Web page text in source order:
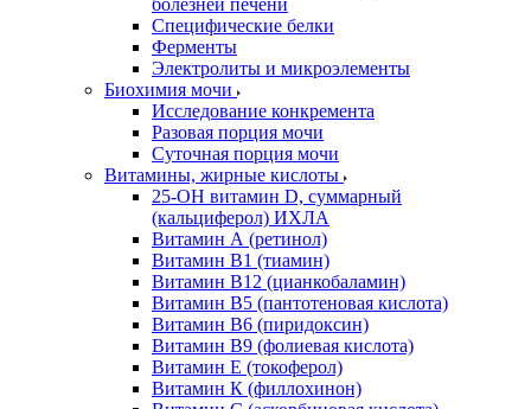
болезней печени
Специфические белки
Ферменты
Электролиты и микроэлементы
Биохимия мочи
Исследование конкремента
Разовая порция мочи
Суточная порция мочи
Витамины, жирные кислоты
25-OH витамин D, суммарный
(кальциферол) ИХЛА
Витамин А (ретинол)
Витамин В1 (тиамин)
Витамин В12 (цианкобаламин)
Витамин В5 (пантотеновая кислота)
Витамин В6 (пиридоксин)
Витамин В9 (фолиевая кислота)
Витамин Е (токоферол)
Витамин К (филлохинон)